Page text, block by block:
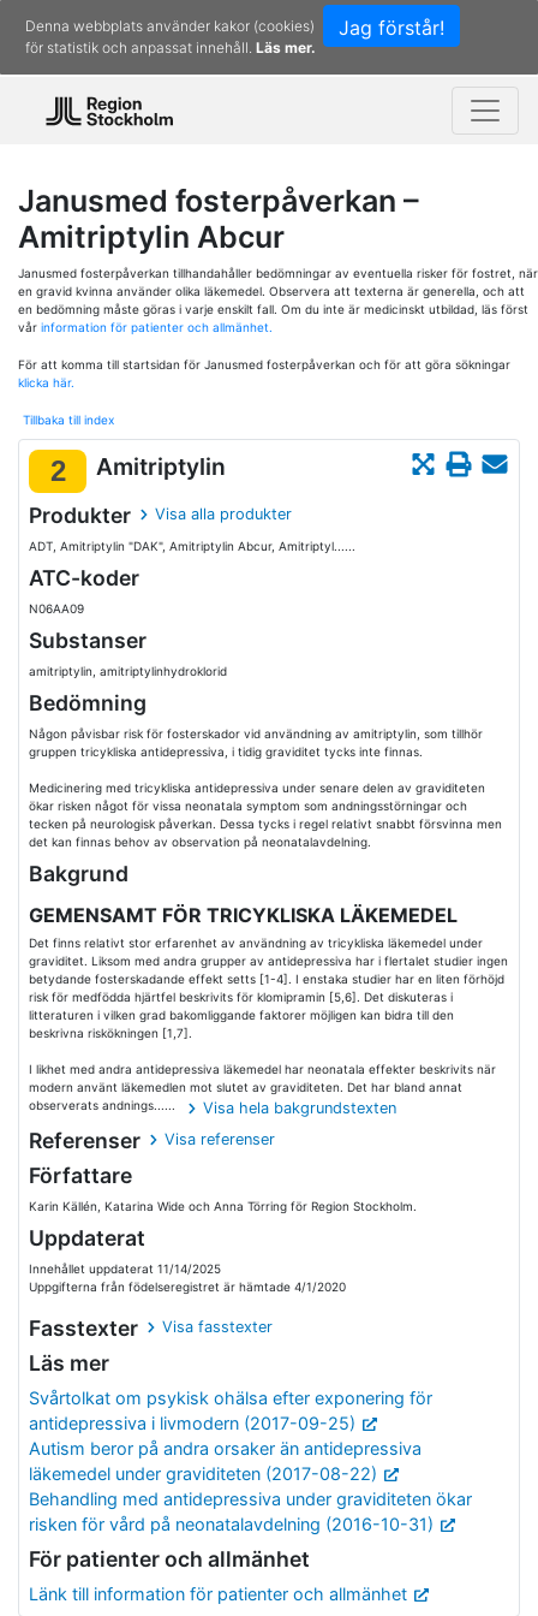
Jag förstår!
Denna webbplats använder kakor (cookies)
för statistik och anpassat innehåll. Läs mer.
Janusmed fosterpåverkan –
Amitriptylin Abcur
Janusmed fosterpåverkan tillhandahåller bedömningar av eventuella risker för fostret, när
en gravid kvinna använder olika läkemedel. Observera att texterna är generella, och att
en bedömning måste göras i varje enskilt fall. Om du inte är medicinskt utbildad, läs först
vår information för patienter och allmänhet.
För att komma till startsidan för Janusmed fosterpåverkan och för att göra sökningar
klicka här.
Tillbaka till index
2 Amitriptylin
Produkter Visa alla produkter
ADT, Amitriptylin "DAK", Amitriptylin Abcur, Amitriptyl......
ATC-koder
N06AA09
Substanser
amitriptylin, amitriptylinhydroklorid
Bedömning
Någon påvisbar risk för fosterskador vid användning av amitriptylin, som tillhör
gruppen tricykliska antidepressiva, i tidig graviditet tycks inte finnas.
Medicinering med tricykliska antidepressiva under senare delen av graviditeten
ökar risken något för vissa neonatala symptom som andningsstörningar och
tecken på neurologisk påverkan. Dessa tycks i regel relativt snabbt försvinna men
det kan finnas behov av observation på neonatalavdelning.
Bakgrund
GEMENSAMT FÖR TRICYKLISKA LÄKEMEDEL
Det finns relativt stor erfarenhet av användning av tricykliska läkemedel under
graviditet. Liksom med andra grupper av antidepressiva har i flertalet studier ingen
betydande fosterskadande effekt setts [1-4]. I enstaka studier har en liten förhöjd
risk för medfödda hjärtfel beskrivits för klomipramin [5,6]. Det diskuteras i
litteraturen i vilken grad bakomliggande faktorer möjligen kan bidra till den
beskrivna riskökningen [1,7].
I likhet med andra antidepressiva läkemedel har neonatala effekter beskrivits när
modern använt läkemedlen mot slutet av graviditeten. Det har bland annat
observerats andnings......
Visa hela bakgrundstexten
Referenser Visa referenser
Författare
Karin Källén, Katarina Wide och Anna Törring för Region Stockholm.
Uppdaterat
Innehållet uppdaterat 11/14/2025
Uppgifterna från födelseregistret är hämtade 4/1/2020
Fasstexter Visa fasstexter
Läs mer
Svårtolkat om psykisk ohälsa efter exponering för
antidepressiva i livmodern (2017-09-25)
Autism beror på andra orsaker än antidepressiva
läkemedel under graviditeten (2017-08-22)
Behandling med antidepressiva under graviditeten ökar
risken för vård på neonatalavdelning (2016-10-31)
För patienter och allmänhet
Länk till information för patienter och allmänhet